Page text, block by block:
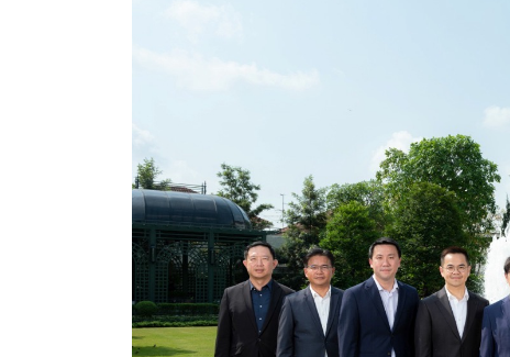
สาน
ต่อ
เสา
หลัก CODE
OF
SUSTAINABLE
IMPACT